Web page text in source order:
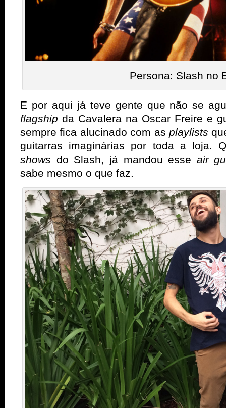
Persona: Slash no
E por aqui já teve gente que não se
flagship da Cavalera na Oscar Freire e
sempre fica alucinado com as playlists
guitarras imaginárias por toda a loja.
shows do Slash, já mandou esse air
sabe mesmo o que faz.